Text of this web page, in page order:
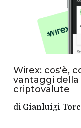
Wirex: cos'è,
vantaggi
criptovalute
di Gianluigi